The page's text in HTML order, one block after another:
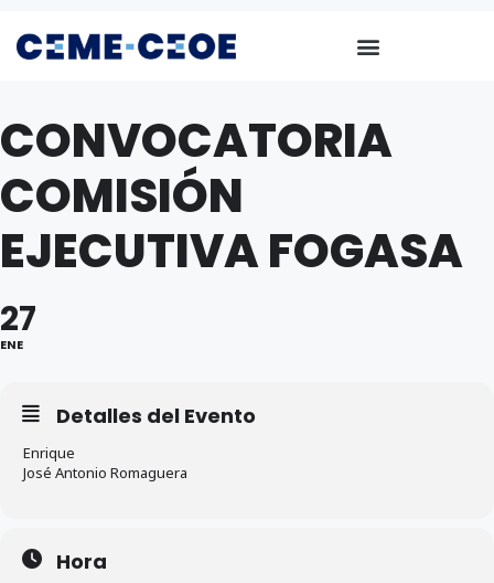
CONVOCATORIA
COMISIÓN
EJECUTIVA FOGASA
27
ENE
Detalles del Evento
Enrique
José Antonio Romaguera
Hora